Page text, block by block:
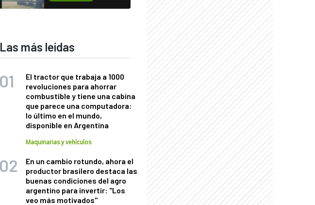
Las más leídas
El tractor que trabaja a 1000
revoluciones para ahorrar
combustible y tiene una cabina
que parece una computadora:
lo último en el mundo,
disponible en Argentina
Maquinarias y vehículos
En un cambio rotundo, ahora el
productor brasilero destaca las
buenas condiciones del agro
argentino para invertir: "Los
veo más motivados"